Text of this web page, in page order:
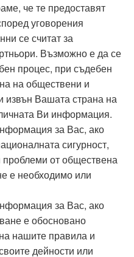
че те предоставят
уговорения
се считат за
Възможно е да се
процес, при съдебен
на обществени и
извън Вашата страна на
Ви информация.
за Вас, ако
сигурност,
проблеми от обществена
е необходимо или
за Вас, ако
е обосновано
нашите правила и
дейности или